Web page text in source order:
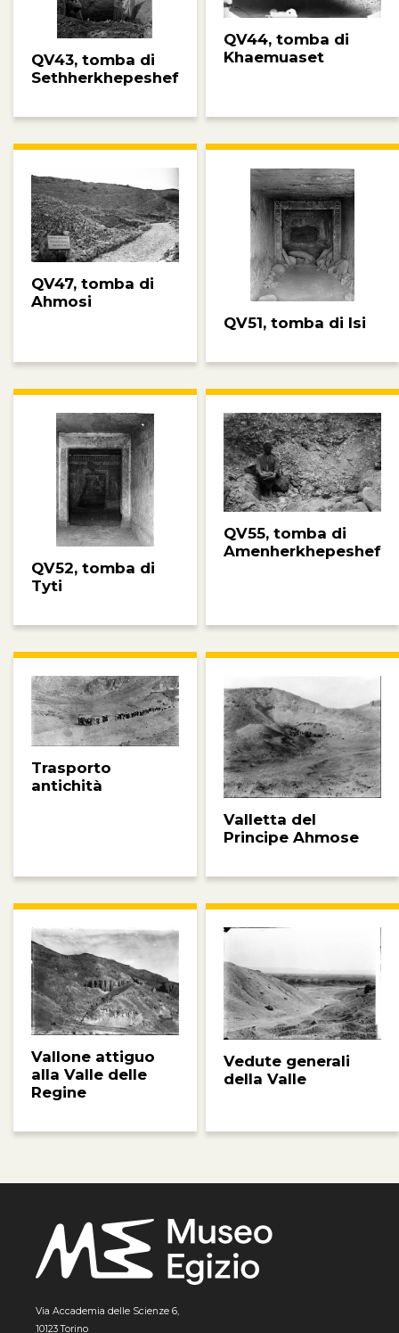
QV43, tomba di
Sethherkhepeshef
QV44, tomba di
Khaemuaset
QV47, tomba di
Ahmosi
QV51, tomba di Isi
QV52, tomba di
Tyti
QV55, tomba di
Amenherkhepeshef
Trasporto
antichità
Valletta del
Principe Ahmose
Vallone attiguo
alla Valle delle
Regine
Vedute generali
della Valle
Via Accademia delle Scienze 6,
10123 Torino